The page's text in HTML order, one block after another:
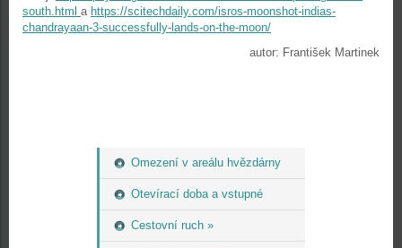
Omezení v areálu hvězdárny
Otevírací doba a vstupné
Cestovní ruch »
south.html a https://scitechdaily.com/isros-moonshot-indias-
chandrayaan-3-successfully-lands-on-the-moon/
autor: František Martinek